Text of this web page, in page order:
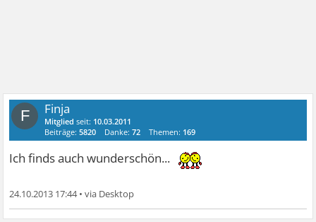
F Finja
Mitglied seit: 10.03.2011
Beiträge:5820 Danke:72 Themen: 169
Ich finds auch wunderschön...
24.10.2013 17:44•